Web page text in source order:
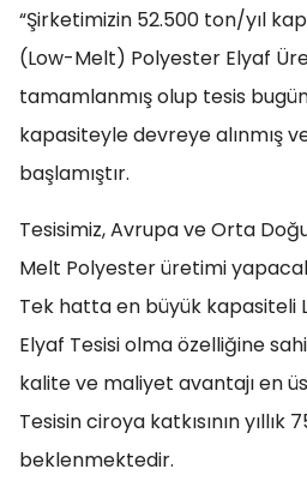
“Şirketimizin 52.500 ton/yıl
(Low-Melt) Polyester Elyaf
tamamlanmış olup tesis
kapasiteyle devreye alınmış
başlamıştır.
Tesisimiz, Avrupa ve Orta
Melt Polyester üretimi
Tek hatta en büyük kapasiteli
Elyaf Tesisi olma özelliğine
kalite ve maliyet avantajı en
Tesisin ciroya katkısının
beklenmektedir.